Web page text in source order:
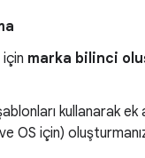
marka bilinci
kullanarak ek
OS için)